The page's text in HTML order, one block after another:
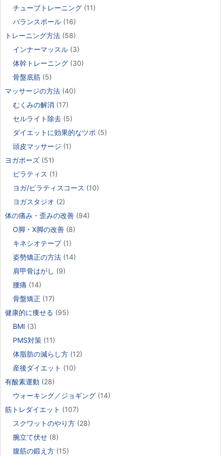
チューブトレーニング (11)
バランスボール (16)
トレーニング方法 (58)
インナーマッスル (3)
体幹トレーニング (30)
骨盤底筋 (5)
マッサージの方法 (40)
むくみの解消 (17)
セルライト除去 (5)
ダイエットに効果的なツボ (5)
頭皮マッサージ (1)
ヨガポーズ (51)
ピラティス (1)
ヨガ/ピラティスコース (10)
ヨガスタジオ (2)
体の痛み・歪みの改善 (94)
O脚・X脚の改善 (8)
キネシオテープ(1)
姿勢矯正の方法 (14)
肩甲骨はがし (9)
腰痛 (14)
骨盤矯正 (17)
健康的に痩せる (95)
BMI (3)
PMS対策 (11)
体脂肪の減らし方 (12)
産後ダイエット (10)
有酸素運動 (28)
ウォーキング／ジョギング (14)
筋トレダイエット (107)
スクワットのやり方 (28)
腕立て伏せ (8)
腹筋の鍛え方 (15)